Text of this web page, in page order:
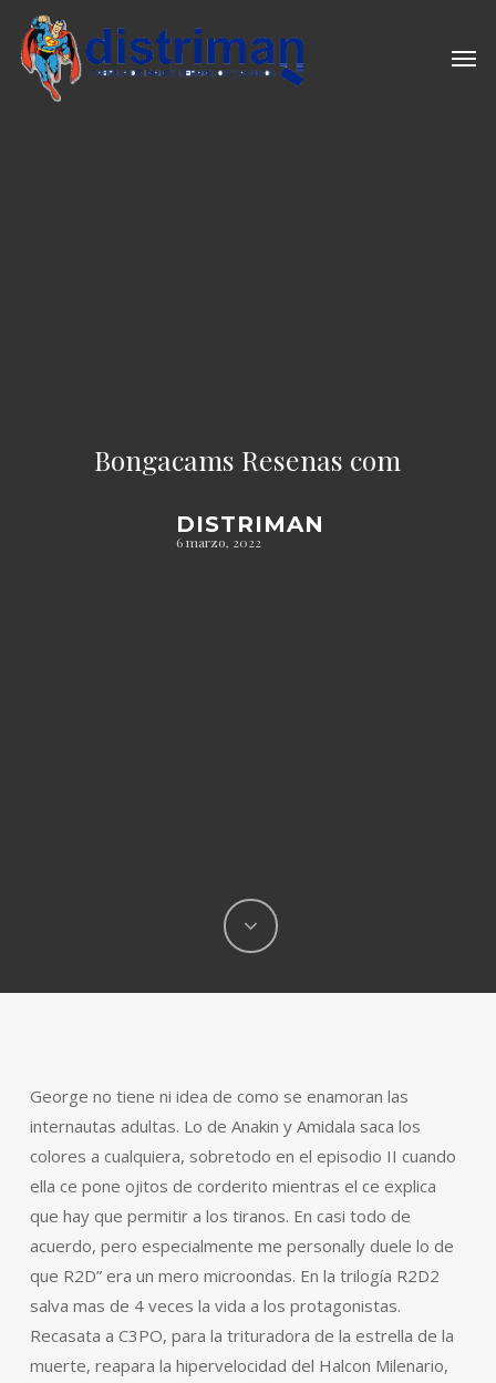
main
content
Bongacams Resenas com
DISTRIMAN
6 marzo, 2022
George no tiene ni idea de como se enamoran las
internautas adultas. Lo de Anakin y Amidala saca los
colores a cualquiera, sobretodo en el episodio II cuando
ella ce pone ojitos de corderito mientras el ce explica
que hay que permitir a los tiranos. En casi todo de
acuerdo, pero especialmente me personally duele lo de
que R2D” era un mero microondas. En la trilogía R2D2
salva mas de 4 veces la vida a los protagonistas.
Recasata a C3PO, para la trituradora de la estrella de la
muerte, reapara la hipervelocidad del Halcon Milenario,